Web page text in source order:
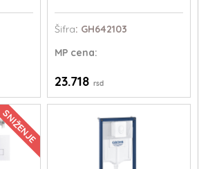
Šifra: GH642103
MPcena:
23.718 rsd
SNIŽENJE